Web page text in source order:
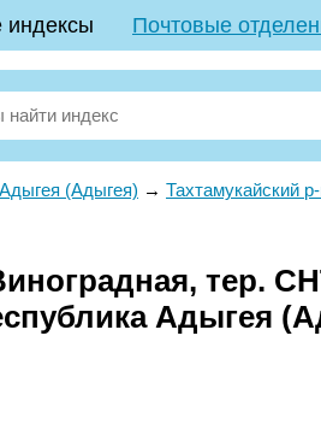
индексы Почтовые
(Адыгея) → Тахтамукайский
тер.
Адыгея